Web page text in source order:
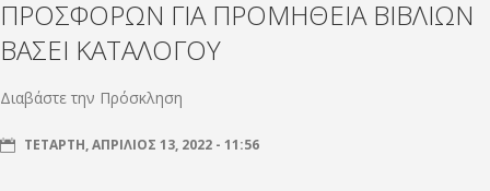
ΠΡΟΣΦΟΡΩΝ ΓΙΑ ΠΡΟΜΗΘΕΙΑ ΒΙΒΛΙΩΝ
ΒΑΣΕΙ ΚΑΤΑΛΟΓΟΥ
Διαβάστε την Πρόσκληση
ΤΕΤΆΡΤΗ, ΑΠΡΊΛΙΟΣ 13, 2022 - 11:56